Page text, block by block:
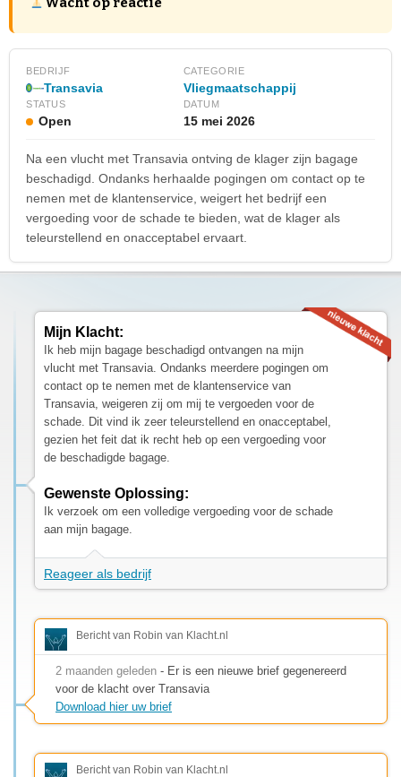
BEDRIJF
Transavia
CATEGORIE
Vliegmaatschappij
STATUS
Open
DATUM
15 mei 2026
Na een vlucht met Transavia ontving de klager zijn bagage
beschadigd. Ondanks herhaalde pogingen om contact op te
nemen met de klantenservice, weigert het bedrijf een
vergoeding voor de schade te bieden, wat de klager als
teleurstellend en onacceptabel ervaart.
Mijn Klacht:
Ik heb mijn bagage beschadigd ontvangen na mijn
vlucht met Transavia. Ondanks meerdere pogingen om
contact op te nemen met de klantenservice van
Transavia, weigeren zij om mij te vergoeden voor de
schade. Dit vind ik zeer teleurstellend en onacceptabel,
gezien het feit dat ik recht heb op een vergoeding voor
de beschadigde bagage.
Gewenste Oplossing:
Ik verzoek om een volledige vergoeding voor de schade
aan mijn bagage.
Reageer als bedrijf
Bericht van Robin van Klacht.nl
2 maanden geleden - Er is een nieuwe brief gegenereerd
voor de klacht over Transavia
Download hier uw brief
Bericht van Robin van Klacht.nl